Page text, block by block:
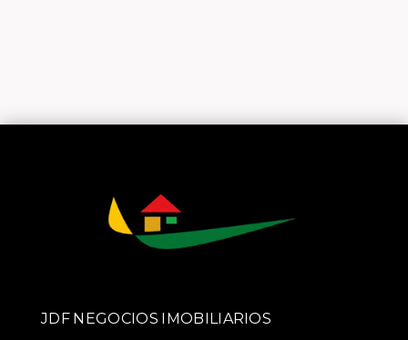
JDF NEGOCIOS IMOBILIARIOS